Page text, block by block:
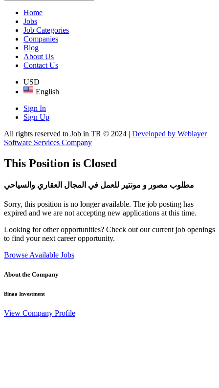
Home
Jobs
Job Categories
Companies
Blog
About Us
Contact Us
USD
English
Sign In
Sign Up
All rights reserved to Job in TR © 2024 | Developed by Weblayer
Software Services Company
This Position is Closed
مطلوب مصور و مونتير للعمل في المجال العقاري والسياحي
Sorry, this position is no longer available. The job posting has
expired and we are not accepting new applications at this time.
Looking for other opportunities? Check out our current job openings
to find your next career opportunity.
Browse Available Jobs
About the Company
Binaa Investment
View Company Profile